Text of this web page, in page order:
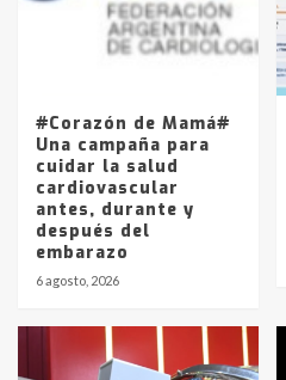
Los precios de
La Pampa,
entre 857 a
#Corazón de Mamá#
Una campaña para
cuidar la salud
cardiovascular
antes, durante y
después del
embarazo
6 agosto, 2026